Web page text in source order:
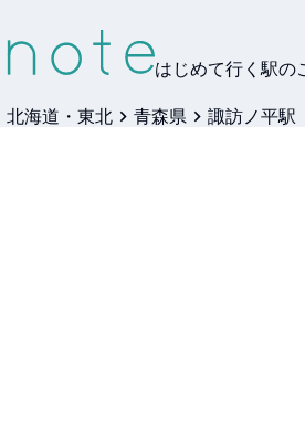
はじめて行く駅の
北海道・東北 青森県 諏訪ノ平駅